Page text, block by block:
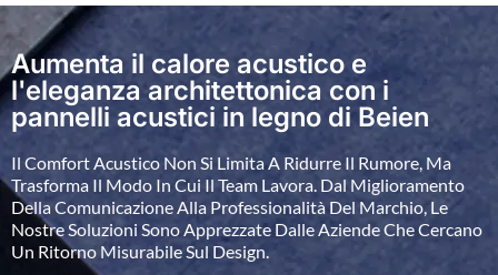
Aumenta il calore acustico e
l'eleganza architettonica con i
pannelli acustici in legno di Beien
Il Comfort Acustico Non Si Limita A Ridurre Il Rumore, Ma
Trasforma Il Modo In Cui Il Team Lavora. Dal Miglioramento
Della Comunicazione Alla Professionalità Del Marchio, Le
Nostre Soluzioni Sono Apprezzate Dalle Aziende Che Cercano
Un Ritorno Misurabile Sul Design.